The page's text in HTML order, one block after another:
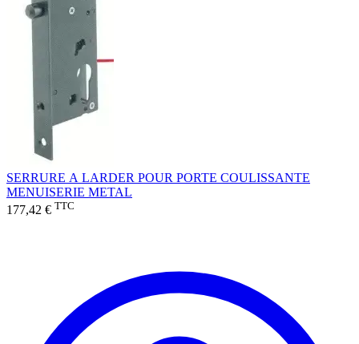
SERRURE A LARDER POUR PORTE COULISSANTE
MENUISERIE METAL
177,42 € TTC